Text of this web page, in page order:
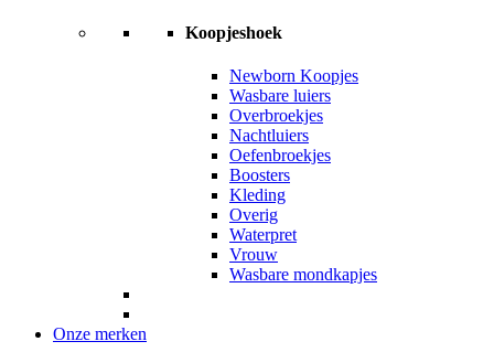
Koopjeshoek
Newborn Koopjes
Wasbare luiers
Overbroekjes
Nachtluiers
Oefenbroekjes
Boosters
Kleding
Overig
Waterpret
Vrouw
Wasbare mondkapjes
Onze merken